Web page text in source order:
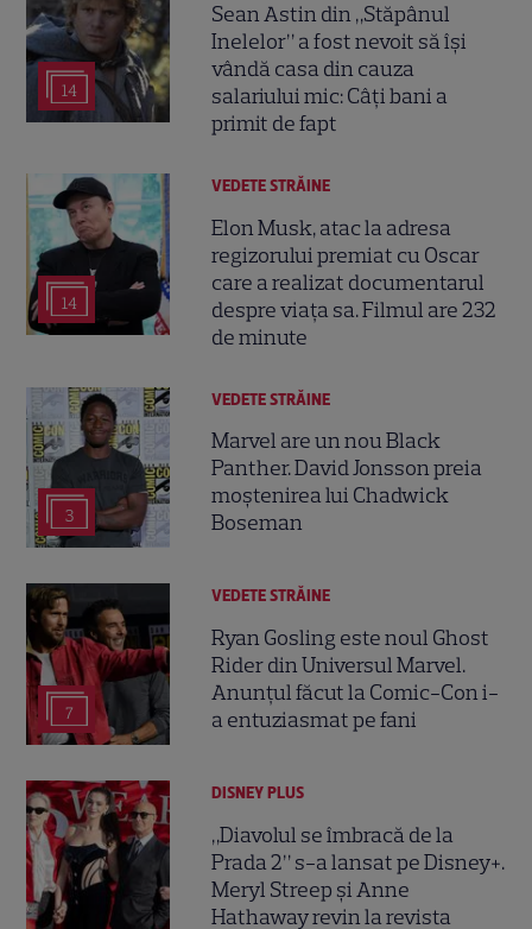
14
Sean Astin din „Stăpânul
Inelelor” a fost nevoit să își
vândă casa din cauza
salariului mic: Câți bani a
primit de fapt
14
VEDETE STRĂINE
Elon Musk, atac la adresa
regizorului premiat cu Oscar
care a realizat documentarul
despre viața sa. Filmul are 232
de minute
3
VEDETE STRĂINE
Marvel are un nou Black
Panther. David Jonsson preia
moștenirea lui Chadwick
Boseman
7
VEDETE STRĂINE
Ryan Gosling este noul Ghost
Rider din Universul Marvel.
Anunțul făcut la Comic-Con i-
a entuziasmat pe fani
DISNEY PLUS
„Diavolul se îmbracă de la
Prada 2” s-a lansat pe Disney+.
Meryl Streep și Anne
Hathaway revin la revista